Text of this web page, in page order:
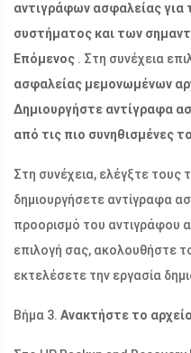
αντιγράφων ασφαλείας
συστήματος και των
Επόμενος . Στη συνέχεια
ασφαλείας μεμονωμένων
Δημιουργήστε αντίγραφα
από τις πιο συνηθισμένες
Στη συνέχεια, ελέγξτε
δημιουργήσετε αντίγραφα
προορισμό του αντιγράφου
επιλογή σας, ακολουθήστε
εκτελέσετε την εργασία
Βήμα 3. Ανακτήστε το